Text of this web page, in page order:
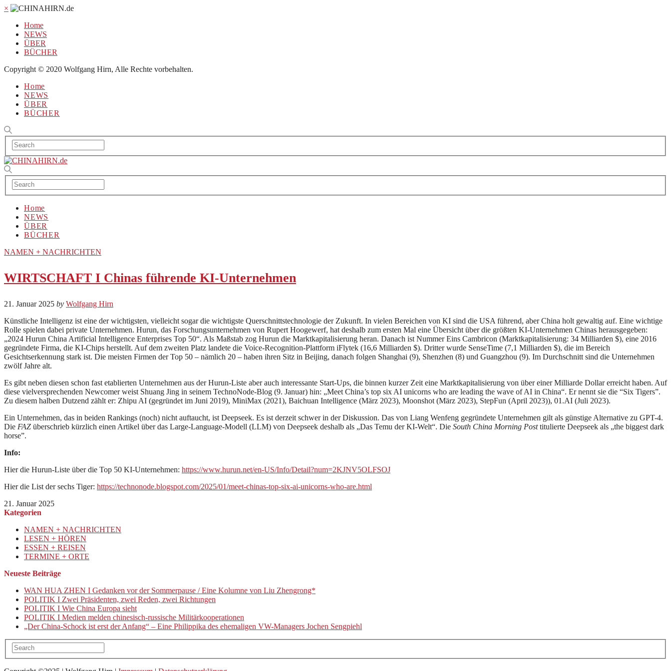
×
Home
NEWS
ÜBER
BÜCHER
Copyright © 2020 Wolfgang Hirn, Alle Rechte vorbehalten.
Home
NEWS
ÜBER
BÜCHER
Home
NEWS
ÜBER
BÜCHER
NAMEN + NACHRICHTEN
WIRTSCHAFT I Chinas führende KI-Unternehmen
21. Januar 2025 by Wolfgang Hirn
Künstliche Intelligenz ist eine der wichtigsten, vielleicht sogar die wichtigste Querschnittstechnologie der Zukunft. In vielen Bereichen von KI sind die USA führend, aber China holt gewaltig auf. Eine wichtige
Rolle spielen dabei private Unternehmen. Hurun, das Forschungsunternehmen von Rupert Hoogewerf, hat deshalb zum ersten Mal eine Übersicht über die größten KI-Unternehmen Chinas herausgegeben:
„2024 Hurun China Artificial Intelligence Enterprises Top 50“. Als Maßstab zog Hurun die Marktkapitalisierung heran. Danach ist Nummer Eins Cambricon (Marktkapitalisierung: 34 Milliarden $), eine 2016
gegründete Firma, die KI-Chips herstellt. Auf dem zweiten Platz landete die Voice-Recognition-Plattform iFlytek (16,6 Milliarden $). Dritter wurde SenseTime (7,1 Milliarden $), die im Bereich
Gesichtserkennung stark ist. Die meisten Firmen der Top 50 – nämlich 20 – haben ihren Sitz in Beijing, danach folgen Shanghai (9), Shenzhen (8) und Guangzhou (9). Im Durchschnitt sind die Unternehmen
zwölf Jahre alt.
Es gibt neben diesen schon fast etablierten Unternehmen aus der Hurun-Liste aber auch interessante Start-Ups, die binnen kurzer Zeit eine Marktkapitalisierung von über einer Milliarde Dollar erreicht haben. Auf
diese vielversprechenden Newcomer weist Shuang Jing in seinem TechnoNode-Blog (9. Januar) hin: „Meet China’s top six AI unicorns who are leading the wave of AI in China“. Er nennt sie die “Six Tigers”.
Zu diesem halben Dutzend zählt er: Zhipu AI (gegründet im Juni 2019), MiniMax (2021), Baichuan Intelligence (März 2023), Moonshot (März 2023), StepFun (April 2023)), 01.AI (Juli 2023).
Ein Unternehmen, das in beiden Rankings (noch) nicht auftaucht, ist Deepseek. Es ist derzeit schwer in der Diskussion. Das von Liang Wenfeng gegründete Unternehmen gilt als günstige Alternative zu GPT-4.
Die FAZ überschrieb kürzlich einen Artikel über das Large-Language-Modell (LLM) von Deepseek deshalb als „Das Temu der KI-Welt“. Die South China Morning Posttitulierte Deepseek als „the biggest dark
horse”.
Info:
Hier die Hurun-Liste über die Top 50 KI-Unternehmen: https://www.hurun.net/en-US/Info/Detail?num=2KJNV5OLFSOJ
Hier die List der sechs Tiger: https://technonode.blogspot.com/2025/01/meet-chinas-top-six-ai-unicorns-who-are.html
21. Januar 2025
Kategorien
NAMEN + NACHRICHTEN
LESEN + HÖREN
ESSEN + REISEN
TERMINE + ORTE
Neueste Beiträge
WAN HUA ZHEN I Gedanken vor der Sommerpause / Eine Kolumne von Liu Zhengrong*
POLITIK I Zwei Präsidenten, zwei Reden, zwei Richtungen
POLITIK I Wie China Europa sieht
POLITIK I Medien melden chinesisch-russische Militärkooperationen
„Der China-Schock ist erst der Anfang“ – Eine Philippika des ehemaligen VW-Managers Jochen Sengpiehl